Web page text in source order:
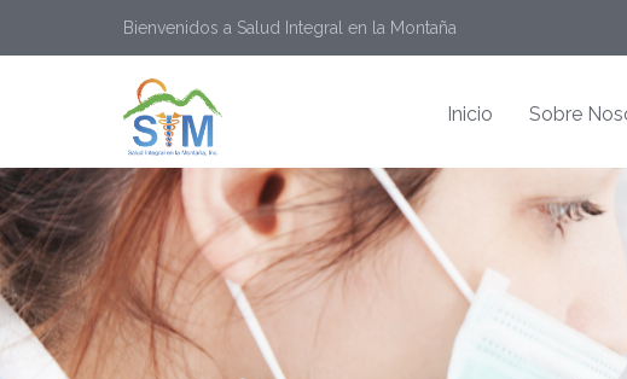
Bienvenidos a Salud Integral en la Montaña
Inicio Sobre